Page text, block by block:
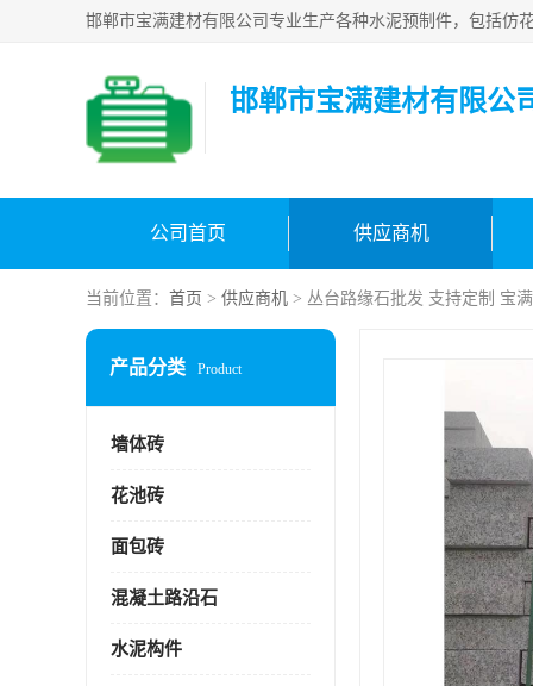
邯郸市宝满建材有限公
公司首页 供应商机
当前位置： 首页 > 供应商机 > 丛台路缘石批发 支持定制 宝
产品分类 Product
墙体砖
花池砖
面包砖
混凝土路沿石
水泥构件